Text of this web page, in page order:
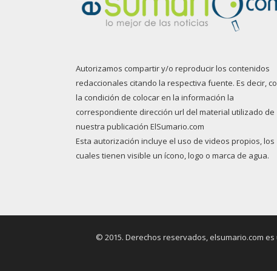
Autorizamos compartir y/o reproducir los contenidos
redaccionales citando la respectiva fuente. Es decir,
la condición de colocar en la información la
correspondiente dirección url del material utilizado de
nuestra publicación ElSumario.com
Esta autorización incluye el uso de videos propios, los
cuales tienen visible un ícono, logo o marca de agua.
© 2015. Derechos reservados, elsumario.com es